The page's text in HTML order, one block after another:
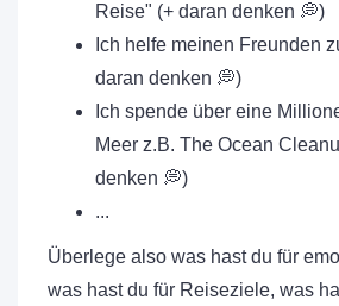
Reise" (+ daran denken 💭)
Ich helfe meinen Freunden
daran denken 💭)
Ich spende über eine
Meer z.B. The Ocean
denken 💭)
...
Überlege also was hast du für
was hast du für Reiseziele, was